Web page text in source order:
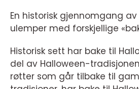
En historisk gjennomgang
ulemper med forskjellige
Historisk sett har bake til
del av Halloween-
røtter som går tilbake til